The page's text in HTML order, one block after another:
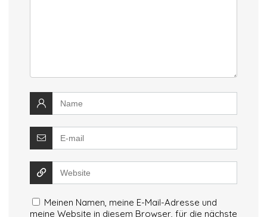
Meinen Namen, meine E-Mail-Adresse und
meine Website in diesem Browser, für die nächste